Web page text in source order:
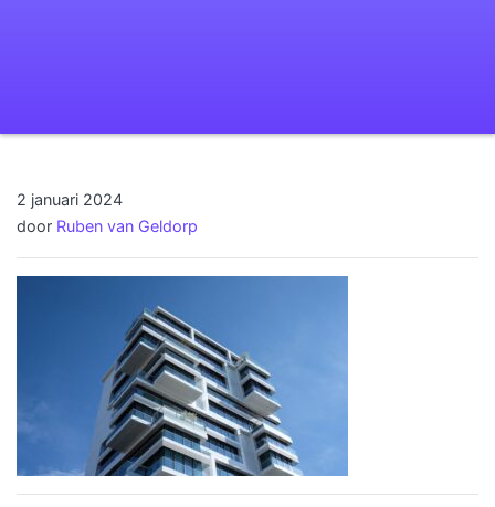
2 januari 2024
door Ruben van Geldorp